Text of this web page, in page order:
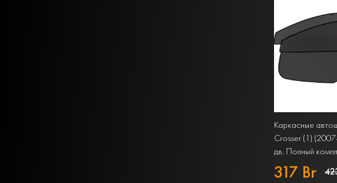
Каркасные
Crosser (1)
дв. Полный
STANDART
317 Br